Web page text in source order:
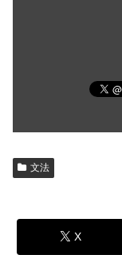
文法
X